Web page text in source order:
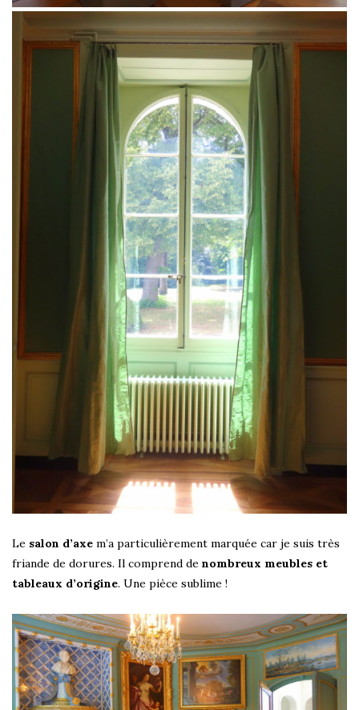
Le salon d’axe m’a particulièrement marquée car je suis très
friande de dorures. Il comprend de nombreux meubles et
tableaux d’origine. Une pièce sublime !